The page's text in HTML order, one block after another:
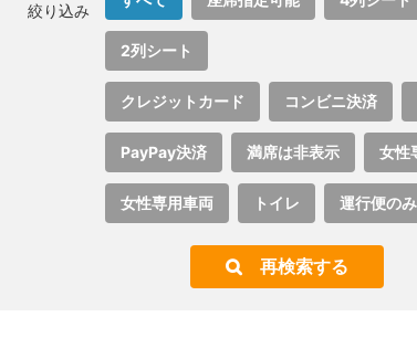
絞り込み
2列シート
クレジットカード コンビニ決済
PayPay決済 満席は非表示 女性
女性専用車両 トイレ 運行便の
再検索する